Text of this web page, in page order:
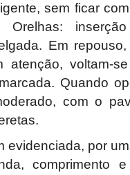
sem ficar
Orelhas:
Em
atenção, voltam-
Quando
com o
evidenciada, por
comprimento